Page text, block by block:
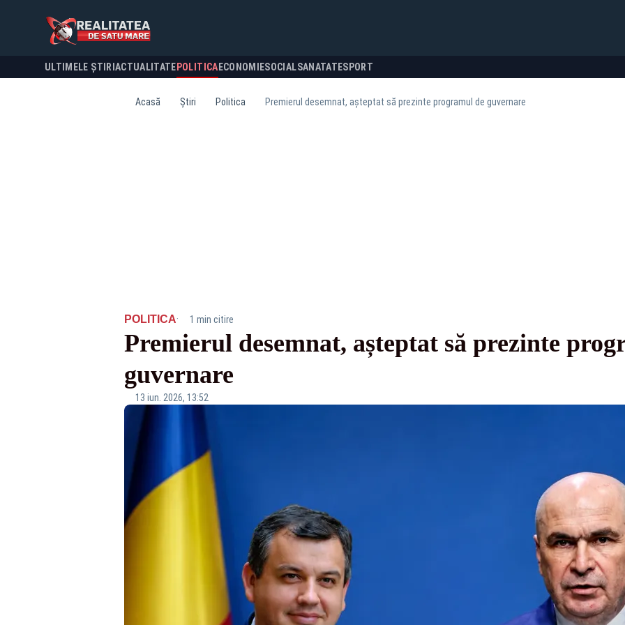
ULTIMELE ȘTIRI ACTUALITATE POLITICA ECONOMIESOCIALSANATATESPORT
Acasă Știri Politica Premierul desemnat, așteptat să prezinte programul de guvernare
POLITICA· 1 min citire
Premierul desemnat, așteptat să prezinte
guvernare
13 iun. 2026, 13:52